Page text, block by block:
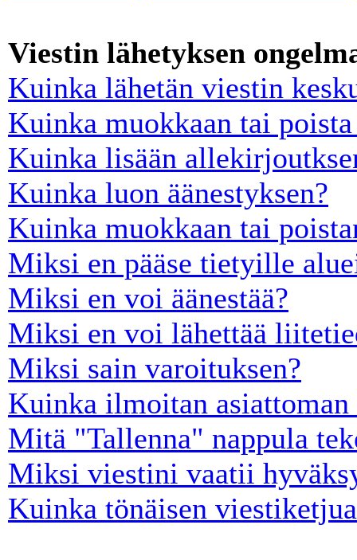
Viestin lähetyksen
Kuinka lähetän viestin
Kuinka muokkaan tai
Kuinka lisään
Kuinka luon äänestyksen?
Kuinka muokkaan tai
Miksi en pääse tietyille
Miksi en voi äänestää?
Miksi en voi lähettää
Miksi sain varoituksen?
Kuinka ilmoitan
Mitä "Tallenna" nappula
Miksi viestini vaatii
Kuinka tönäisen